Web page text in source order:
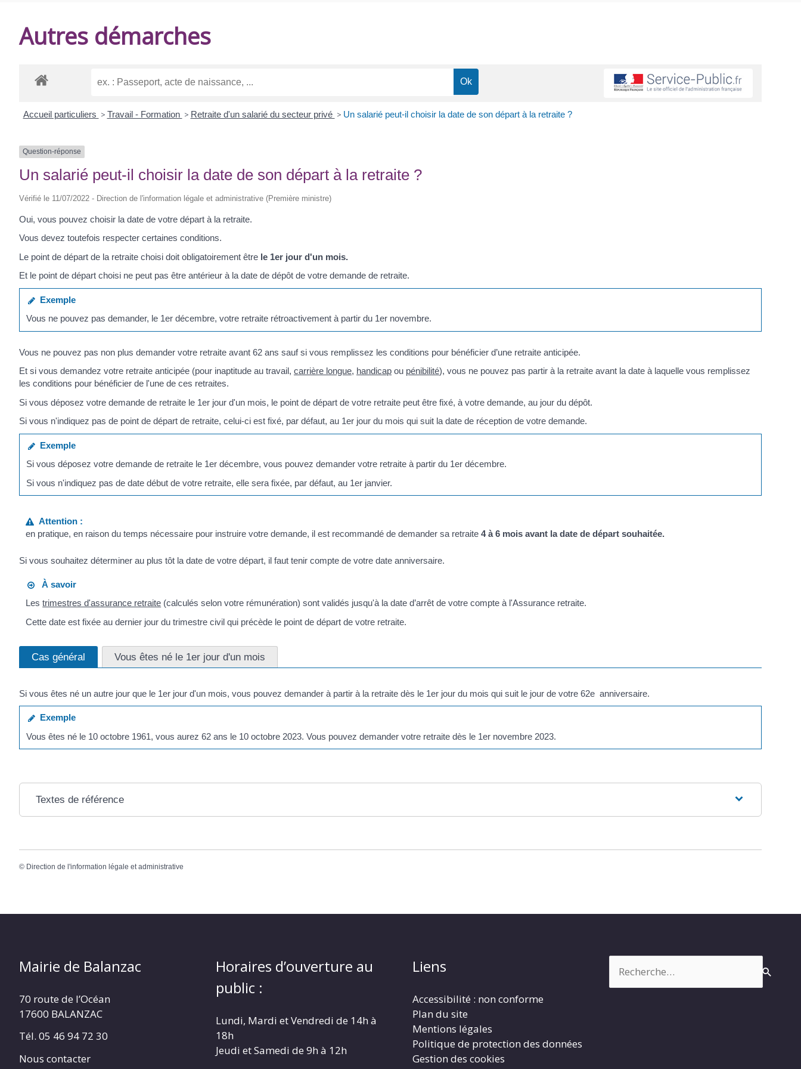
Autres démarches
Accueil particuliers > Travail - Formation > Retraite d'un salarié du secteur privé > Un salarié peut-il choisir la date de son départ à la retraite ?
Question-réponse
Un salarié peut-il choisir la date de son départ à la retraite ?
Vérifié le 11/07/2022 - Direction de l'information légale et administrative (Première ministre)
Oui, vous pouvez choisir la date de votre départ à la retraite.
Vous devez toutefois respecter certaines conditions.
Le point de départ de la retraite choisi doit obligatoirement être le 1er jour d'un mois.
Et le point de départ choisi ne peut pas être antérieur à la date de dépôt de votre demande de retraite.
Exemple
Vous ne pouvez pas demander, le 1er décembre, votre retraite rétroactivement à partir du 1er novembre.
Vous ne pouvez pas non plus demander votre retraite avant 62 ans sauf si vous remplissez les conditions pour bénéficier d’une retraite anticipée.
Et si vous demandez votre retraite anticipée (pour inaptitude au travail, carrière longue, handicap ou pénibilité), vous ne pouvez pas partir à la retraite avant la date à laquelle vous remplissez
les conditions pour bénéficier de l'une de ces retraites.
Si vous déposez votre demande de retraite le 1er jour d'un mois, le point de départ de votre retraite peut être fixé, à votre demande, au jour du dépôt.
Si vous n'indiquez pas de point de départ de retraite, celui-ci est fixé, par défaut, au 1er jour du mois qui suit la date de réception de votre demande.
Exemple
Si vous déposez votre demande de retraite le 1er décembre, vous pouvez demander votre retraite à partir du 1er décembre.
Si vous n'indiquez pas de date début de votre retraite, elle sera fixée, par défaut, au 1er janvier.
Attention :
en pratique, en raison du temps nécessaire pour instruire votre demande, il est recommandé de demander sa retraite4 à 6 mois avant la date de départ souhaitée.
Si vous souhaitez déterminer au plus tôt la date de votre départ, il faut tenir compte de votre date anniversaire.
À savoir
Lestrimestres d'assurance retraite (calculés selon votre rémunération) sont validés jusqu'à la date d’arrêt de votre compte à l'Assurance retraite.
Cette date est fixée au dernier jour du trimestre civil qui précède le point de départ de votre retraite.
Cas général Vous êtes né le 1er jour d'un mois
Si vous êtes né un autre jour que le 1er jour d'un mois, vous pouvez demander à partir à la retraite dès le 1er jour du mois qui suit le jour de votre 62e anniversaire.
Exemple
Vous êtes né le 10 octobre 1961, vous aurez 62 ans le 10 octobre 2023. Vous pouvez demander votre retraite dès le 1er novembre 2023.
Textes de référence
© Direction de l'information légale et administrative
Mairie de Balanzac
70 route de l’Océan
17600 BALANZAC
Tél. 05 46 94 72 30
Nous contacter
Horaires d’ouverture au
public :
Lundi, Mardi et Vendredi de 14h à
18h
Jeudi et Samedi de 9h à 12h
Liens
Accessibilité : non conforme
Plan du site
Mentions légales
Politique de protection des données
Gestion des cookies